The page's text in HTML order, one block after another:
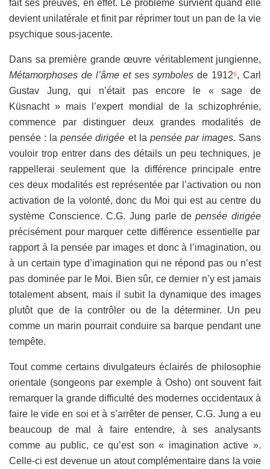
fait ses preuves, en effet. Le problème survient quand elle
devient unilatérale et finit par réprimer tout un pan de la vie
psychique sous-jacente.
Dans sa première grande œuvre véritablement jungienne,
Métamorphoses de l’âme et ses symboles de 19126, Carl
Gustav Jung, qui n’était pas encore le « sage de
Küsnacht » mais l’expert mondial de la schizophrénie,
commence par distinguer deux grandes modalités de
pensée : lapensée dirigée et la pensée par images. Sans
vouloir trop entrer dans des détails un peu techniques, je
rappellerai seulement que la différence principale entre
ces deux modalités est représentée par l’activation ou non
activation de la volonté, donc du Moi qui est au centre du
système Conscience. C.G. Jung parle depensée dirigée
précisément pour marquer cette différence essentielle par
rapport à la pensée par images et donc à l’imagination, ou
à un certain type d’imagination qui ne répond pas ou n’est
pas dominée par le Moi. Bien sûr, ce dernier n’y est jamais
totalement absent, mais il subit la dynamique des images
plutôt que de la contrôler ou de la déterminer. Un peu
comme un marin pourrait conduire sa barque pendant une
tempête.
Tout comme certains divulgateurs éclairés de philosophie
orientale (songeons par exemple à Osho) ont souvent fait
remarquer la grande difficulté des modernes occidentaux à
faire le vide en soi et à s’arrêter de penser, C.G. Jung a eu
beaucoup de mal à faire entendre, à ses analysants
comme au public, ce qu’est son « imagination active ».
Celle-ci est devenue un atout complémentaire dans la voie